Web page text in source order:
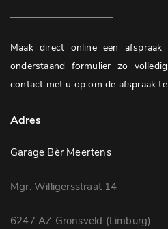
Maak direct online een
onderstaand formulier zo
contact met u op om de afspraak
Adres
Garage Bèr Meertens
Mgr. Willigersstraat 14
6247 AZ Gronsveld (Limburg)